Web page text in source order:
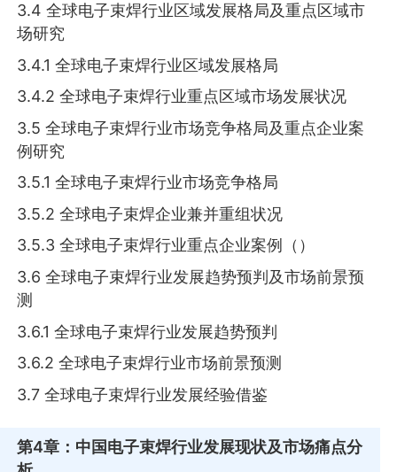
3.4 全球电子束焊行业区域发展格局及重点区域市
场研究
3.4.1 全球电子束焊行业区域发展格局
3.4.2 全球电子束焊行业重点区域市场发展状况
3.5 全球电子束焊行业市场竞争格局及重点企业案
例研究
3.5.1 全球电子束焊行业市场竞争格局
3.5.2 全球电子束焊企业兼并重组状况
3.5.3 全球电子束焊行业重点企业案例（）
3.6 全球电子束焊行业发展趋势预判及市场前景预
测
3.6.1 全球电子束焊行业发展趋势预判
3.6.2 全球电子束焊行业市场前景预测
3.7 全球电子束焊行业发展经验借鉴
第4章 ：中国电子束焊行业发展现状及市场痛点分